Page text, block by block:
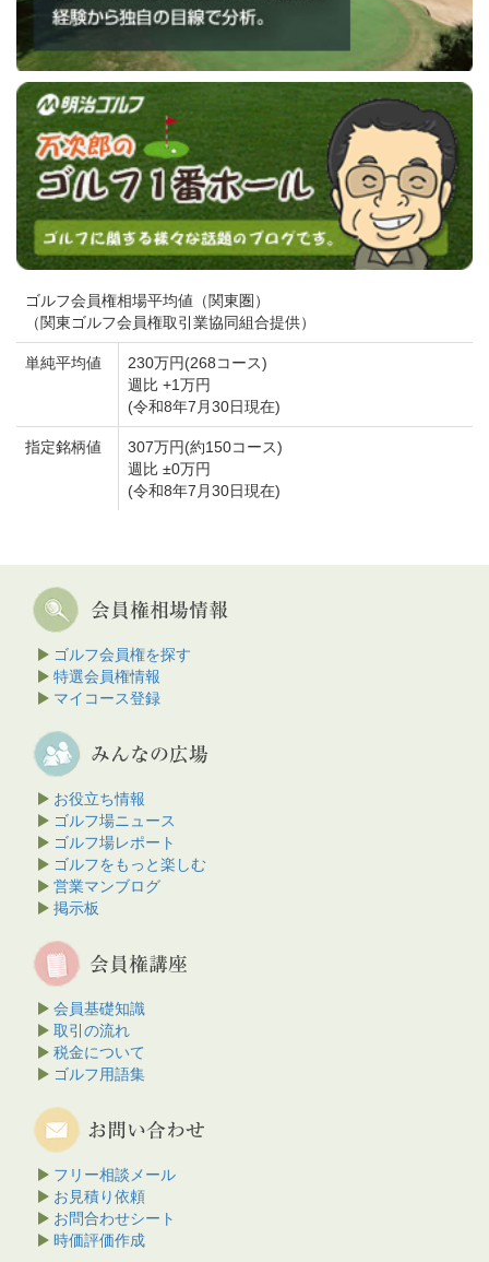
ゴルフ会員権相場平均値（関東圏）
（関東ゴルフ会員権取引業協同組合提供）
単純平均値
230万円(268コース)
週比 +1万円
(令和8年7月30日現在)
指定銘柄値
307万円(約150コース)
週比 ±0万円
(令和8年7月30日現在)
ゴルフ会員権を探す
特選会員権情報
マイコース登録
お役立ち情報
ゴルフ場ニュース
ゴルフ場レポート
ゴルフをもっと楽しむ
営業マンブログ
掲示板
会員基礎知識
取引の流れ
税金について
ゴルフ用語集
フリー相談メール
お見積り依頼
お問合わせシート
時価評価作成